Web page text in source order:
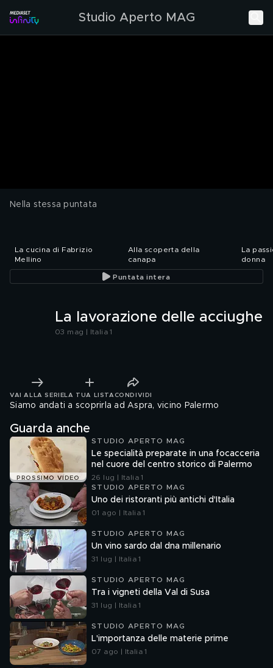
Studio Aperto MAG
Nella stessa puntata
La cucina di Fabrizio
Mellino
Alla scoperta della
canapa
La
donna
Puntata intera
La lavorazione delle acciughe
03 mag | Italia 1
VAI ALLA SERIE LA TUA LISTA CONDIVIDI
Siamo andati a scoprirla ad Aspra, vicino Palermo
Guarda anche
PROSSIMO VIDEO
STUDIO APERTO MAG
Le specialità preparate in una focacceria
nel cuore del centro storico di Palermo
26 lug | Italia 1
STUDIO APERTO MAG
Uno dei ristoranti più antichi d'Italia
01 ago | Italia 1
STUDIO APERTO MAG
Un vino sardo dal dna millenario
31 lug | Italia 1
STUDIO APERTO MAG
Tra i vigneti della Val di Susa
31 lug | Italia 1
STUDIO APERTO MAG
L'importanza delle materie prime
07 ago | Italia 1